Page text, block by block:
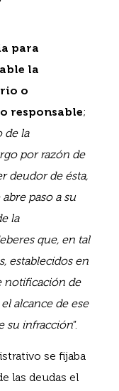
para
la
o
responsable;
de la
por razón de
deudor de ésta,
paso a su
la
que, en tal
establecidos en
notificación de
alcance de ese
su infracción”.
se fijaba
las deudas el